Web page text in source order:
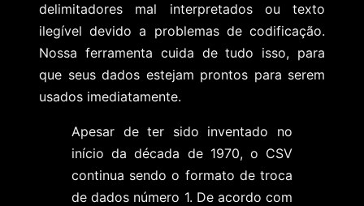
delimitadores mal interpretados ou texto
ilegível devido a problemas de codificação.
Nossa ferramenta cuida de tudo isso, para
que seus dados estejam prontos para serem
usados ​​imediatamente.
Apesar de ter sido inventado no
início da década de 1970, o CSV
continua sendo o formato de troca
de dados número 1. De acordo com